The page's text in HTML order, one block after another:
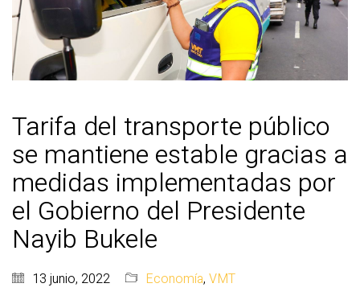
Tarifa del transporte público
se mantiene estable gracias a
medidas implementadas por
el Gobierno del Presidente
Nayib Bukele
13 junio, 2022 Economía, VMT